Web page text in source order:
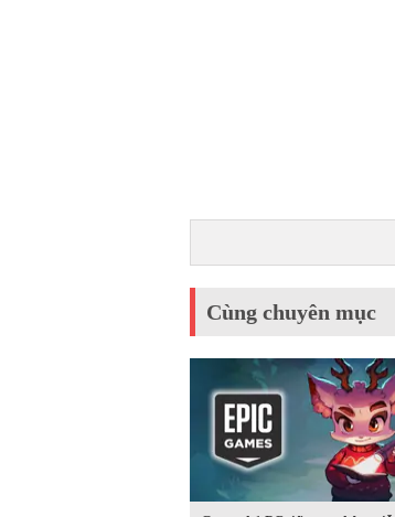
Cùng chuyên mục